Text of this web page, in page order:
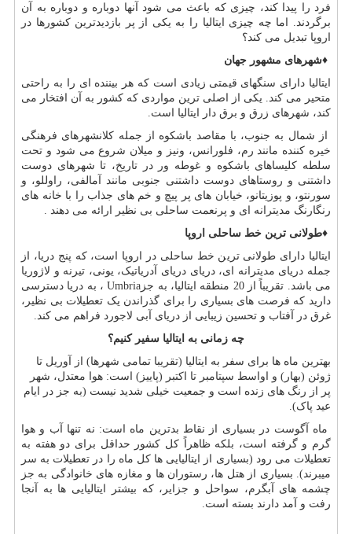
فرد را پیدا کند، چیزی که باعث می شود آنها دوباره و دوباره به آن
برگردند. اما چه چیزی ایتالیا را به یکی از پر بازدیدترین کشورها در
اروپا تبدیل می کند؟
♦شهرهای مشهور جهان
ایتالیا دارای سنگهای قیمتی زیادی است که هر بیننده ای را به راحتی
متحیر می کند. یکی از اصلی ترین مواردی که کشور به آن افتخار می
کند، شهرهای زرق و برق دار ایتالیا است.
از شمال به جنوب، با مقاصد باشکوه از جمله کلانشهرهای فرهنگی
خیره کننده مانند رم، فلورانس، ونیز و میلان شروع می شود و تحت
سلطه کلیساهای باشکوه و غوطه ور در تاریخ، تا شهرهای دوست
داشتنی و روستاهای دوست داشتنی جنوبی مانند آمالفی، راوللو، و
سورنتو، و پوزیتانو، خیابان های پر پیچ و خم های جذاب را با خانه های
رنگارنگ مدیترانه ای و پرنعمت ساحلی بی نظیر ارائه می دهند
♦طولانی ترین خط ساحلی اروپا
ایتالیا دارای طولانی ترین خط ساحلی در اروپا است، که پنج دریا، از
جمله دریای مدیترانه ای، دریای دریای آدریاتیک، یونی، تیرنه و لاژوریا
می باشد. تقریباً از 20 منطقه ایتالیا، به جز
Umbria ، به دریا دسترسی
دارید که فرصت های بسیاری را برای گذراندن یک تعطیلات بی نظیر،
غرق در آفتاب و تحسین زیبایی از دریای آبی لاجورد فراهم می کند.
چه زمانی به ایتالیا سفیر کنیم؟
بهترین ماه ها برای سفر به ایتالیا (تقریبا تمامی شهرها) از آوریل تا
ژوئن (بهار) و اواسط سپتامبر تا اکتبر (پاییز) است: هوا معتدل، شهر
پر از رنگ های زنده است و جمعیت خیلی شدید نیست (به جز در ایام
عید پاک)
ماه آگوست در بسیاری از نقاط بدترین ماه است: نه تنها آب و هوا
گرم و گرفته است، بلکه ظاهراً کل کشور حداقل برای دو هفته به
تعطیلات می رود (بسیاری از ایتالیایی ها کل ماه را در تعطیلات به سر
میبرند). بسیاری از هتل ها، رستوران ها و مغازه های خانوادگی به جز
چشمه های آبگرم، سواحل و جزایر، که بیشتر ایتالیایی ها به آنجا
رفت و آمد دارند بسته است.